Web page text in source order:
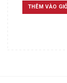
THÊM VÀO